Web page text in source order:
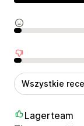
Pozytywne
Neutralne
Negatywne
Wszystkie
Lagerteam